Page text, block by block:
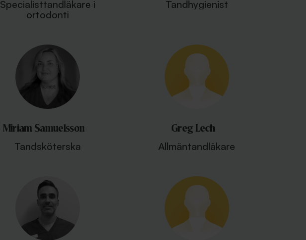
Specialisttandläkare i
ortodonti
Tandhygienist
Miriam Samuelsson
Tandsköterska
Greg Lech
Allmäntandläkare